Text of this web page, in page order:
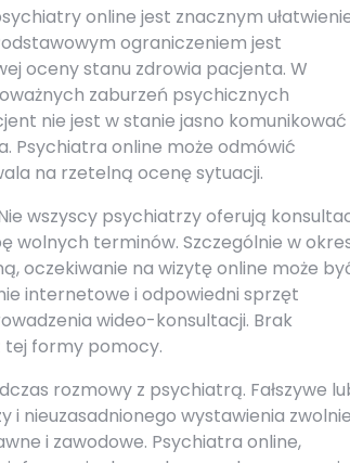
online jest znacznym
ograniczeniem jest
oceny stanu zdrowia pacjenta. W
zaburzeń psychicznych
nie jest w stanie jasno komunikować
Psychiatra online może odmówić
na rzetelną ocenę sytuacji.
wszyscy psychiatrzy oferują
wolnych terminów. Szczególnie w
oczekiwanie na wizytę online może
internetowe i odpowiedni sprzęt
wideo-konsultacji. Brak
tej formy pomocy.
rozmowy z psychiatrą. Fałszywe
nieuzasadnionego wystawienia
i zawodowe. Psychiatra online,